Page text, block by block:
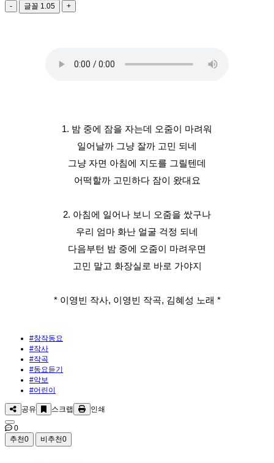
-
글꼴 1.05 +
1. 밤 중에 잠을 자는데 오줌이 마려워
일어날까 그냥 잘까 고민 되네
그냥 자면 아침에 지도를 그릴텐데
어떡할까 고민하다 잠이 왔대요
2. 아침에 일어나 보니 오줌을 쌌구나
우리 엄마 화난 얼굴 걱정 되네
다음부턴 밤 중에 오줌이 마려우면
고민 말고 화장실로 바로 가야지
* 이영빈 작사, 이영빈 작곡, 김혜성 노래 *
#창작동요
#작사
#작곡
#동요듣기
#악보
#어린이
공유 스크랩 인쇄
0
추천0 비추천0